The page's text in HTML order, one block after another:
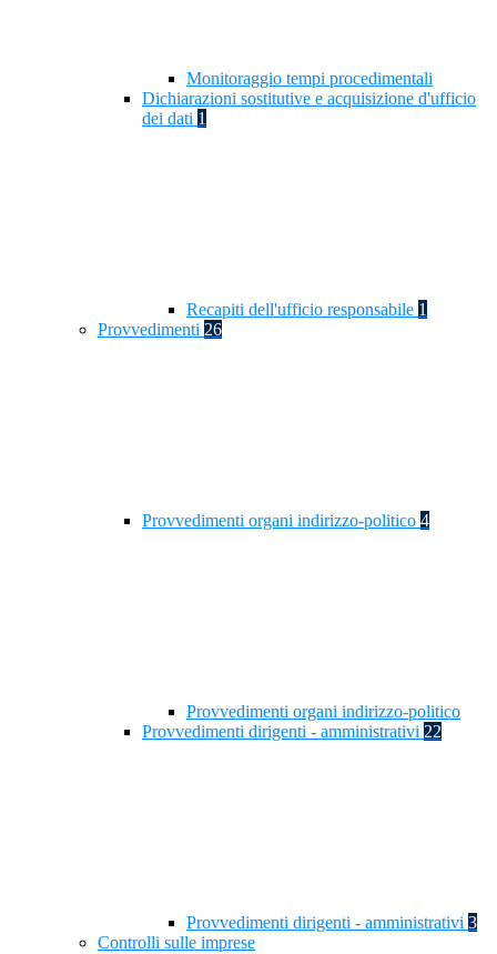
Monitoraggio tempi procedimentali
Dichiarazioni sostitutive e acquisizione d'ufficio
dei dati 1
Recapiti dell'ufficio responsabile 1
Provvedimenti 26
Provvedimenti organi indirizzo-politico 4
Provvedimenti organi indirizzo-politico
Provvedimenti dirigenti - amministrativi 22
Provvedimenti dirigenti - amministrativi 3
Controlli sulle imprese